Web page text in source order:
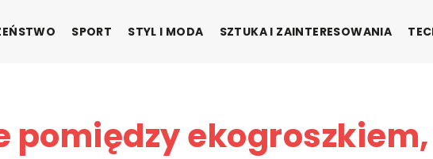
SPORT STYL I MODA SZTUKA I ZAINTERESOWANIA
pomiędzy